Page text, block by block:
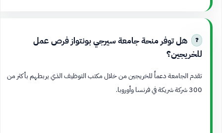
هل توفر منحة جامعة سيرجي بونتواز فرص عمل
للخريجين؟
تقدم الجامعة دعماً للخريجين من خلال مكتب التوظيف الذي يربطهم بأكثر من
300 شركة شريكة في فرنسا وأوروبا.